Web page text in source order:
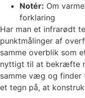
Notér: Om
forklaring
Har man et infrarødt
punktmålinger af
samme overblik som
nyttigt til at bekræfte
samme væg og finder
et tegn på, at